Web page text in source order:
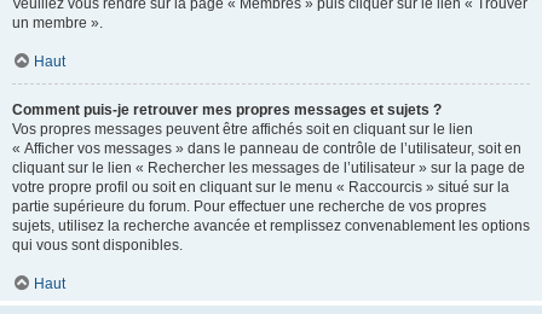
Veuillez vous rendre sur la page « Membres » puis cliquer sur le lien « Trouver
un membre ».
Haut
Comment puis-je retrouver mes propres messages et sujets ?
Vos propres messages peuvent être affichés soit en cliquant sur le lien
« Afficher vos messages » dans le panneau de contrôle de l’utilisateur, soit en
cliquant sur le lien « Rechercher les messages de l’utilisateur » sur la page de
votre propre profil ou soit en cliquant sur le menu « Raccourcis » situé sur la
partie supérieure du forum. Pour effectuer une recherche de vos propres
sujets, utilisez la recherche avancée et remplissez convenablement les options
qui vous sont disponibles.
Haut